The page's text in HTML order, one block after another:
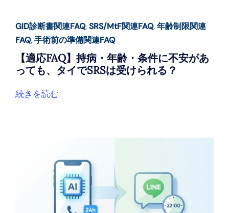
GID診断書関連FAQ,SRS/MtF関連FAQ,年齢制限関連
FAQ,手術前の準備関連FAQ
【適応FAQ】持病・年齢・条件に不安があ
っても、タイでSRSは受けられる？
続きを読む